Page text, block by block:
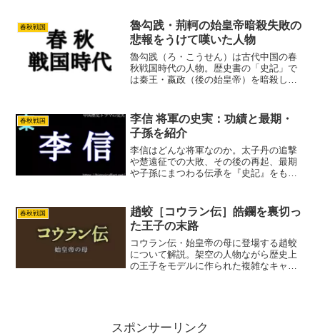
春秋戦国
魯勾践・荊軻の始皇帝暗殺失敗の
悲報をうけて嘆いた人物
魯勾践（ろ・こうせん）は古代中国の春
秋戦国時代の人物。歴史書の「史記」で
は秦王・嬴政（後の始皇帝）を暗殺しよ
（けい・か）は一緒にスゴロクをした程
度の仲としか描かれていませ...
春秋戦国
李信 将軍の史実：功績と最期・
子孫を紹介
李信はどんな将軍なのか。太子丹の追撃
や楚遠征での大敗、その後の再起、最期
や子孫にまつわる伝承を『史記』をもと
春秋戦国
趙蛟［コウラン伝］皓鑭を裏切っ
た王子の末路
コウラン伝・始皇帝の母に登場する趙蛟
について解説。架空の人物ながら歴史上
の王子をモデルに作られた複雑なキャラ
スポンサーリンク